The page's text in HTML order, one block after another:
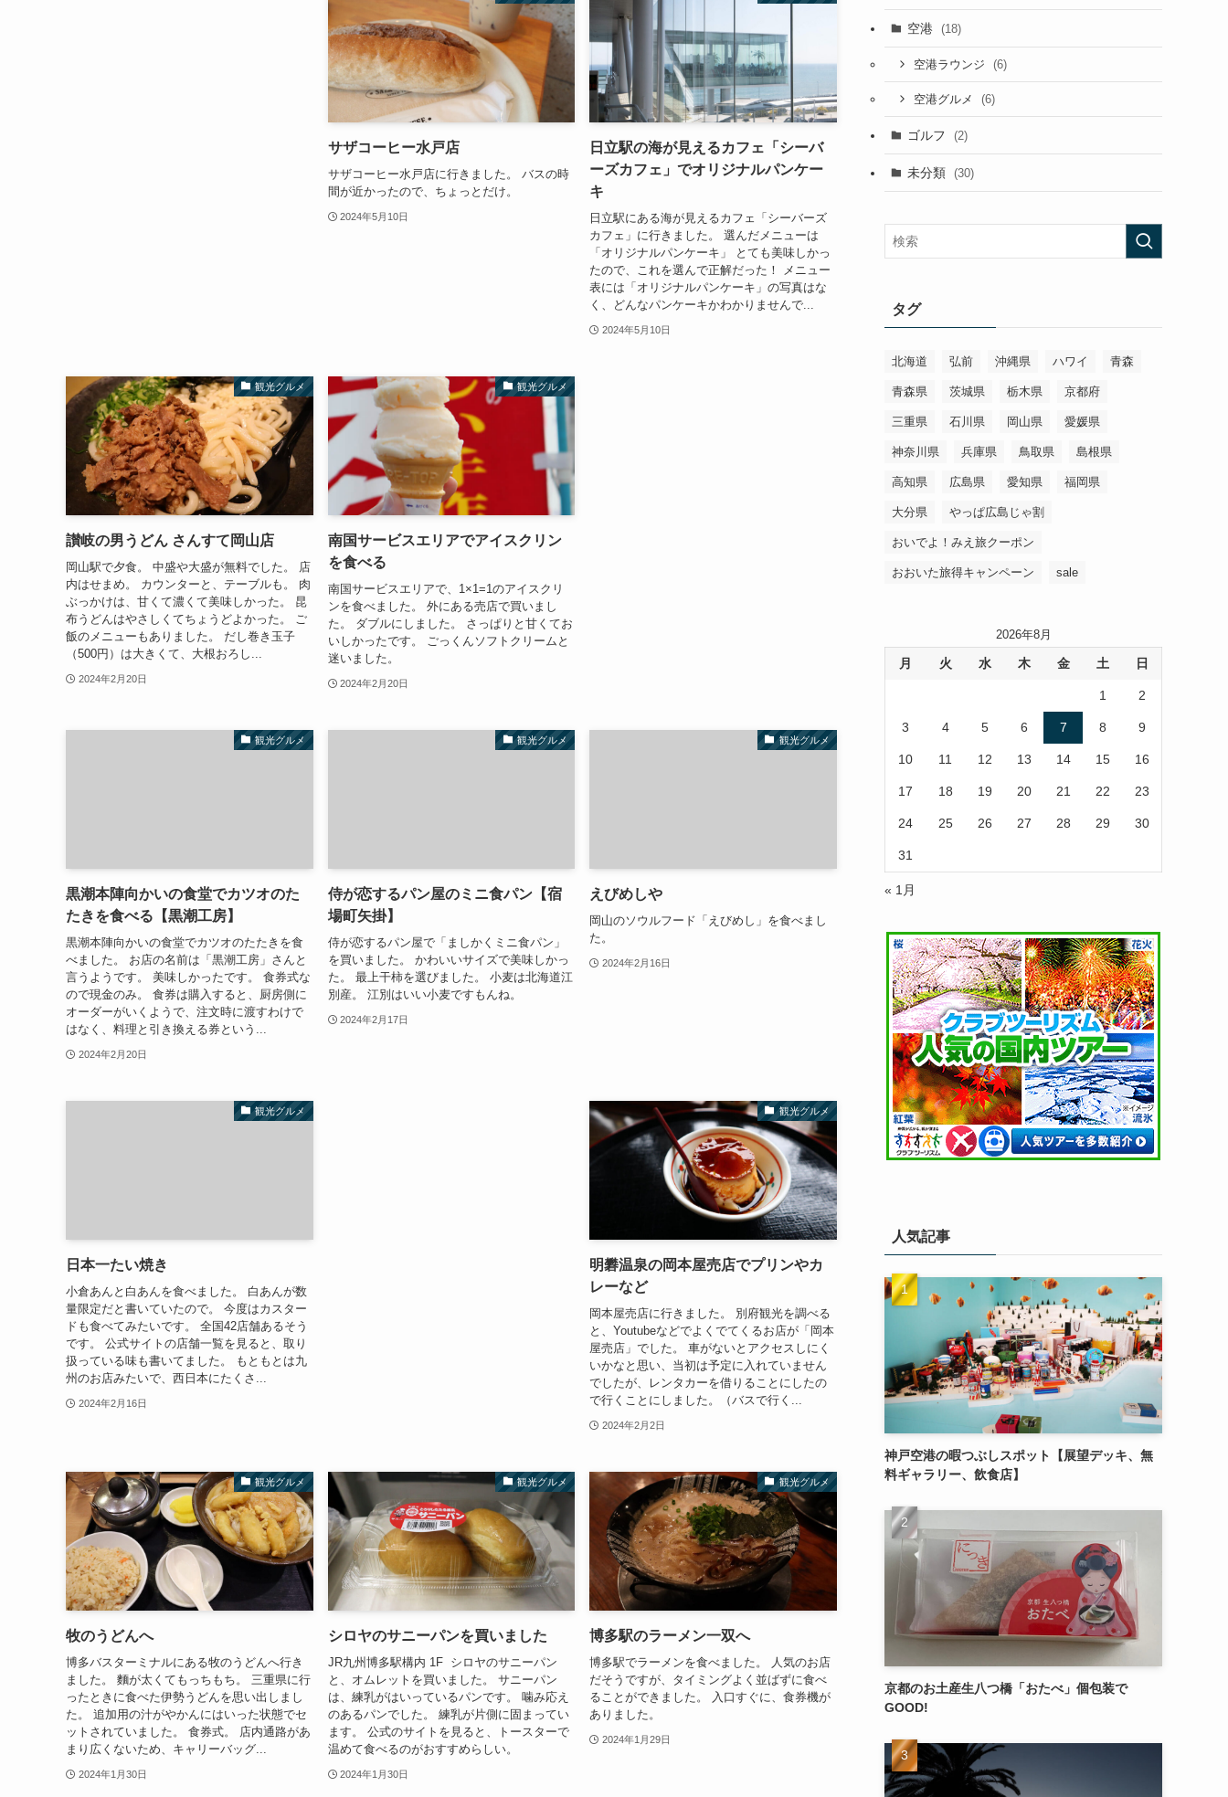
サザコーヒー水戸店
サザコーヒー水戸店に行きました。 バスの時
間が近かったので、ちょっとだけ。
2024年5月10日
日立駅の海が見えるカフェ「シーバ
ーズカフェ」でオリジナルパンケー
キ
日立駅にある海が見えるカフェ「シーバーズ
カフェ」に行きました。 選んだメニューは
「オリジナルパンケーキ」 とても美味しかっ
たので、これを選んで正解だった！ メニュー
表には「オリジナルパンケーキ」の写真はな
く、どんなパンケーキかわかりませんで...
2024年5月10日
観光グルメ
讃岐の男うどん さんすて岡山店
岡山駅で夕食。 中盛や大盛が無料でした。 店
内はせまめ。 カウンターと、テーブルも。 肉
ぶっかけは、甘くて濃くて美味しかった。 昆
布うどんはやさしくてちょうどよかった。 ご
飯のメニューもありました。 だし巻き玉子
（500円）は大きくて、大根おろし...
2024年2月20日
観光グルメ
南国サービスエリアでアイスクリン
を食べる
南国サービスエリアで、1×1=1のアイスクリ
ンを食べました。 外にある売店で買いまし
た。 ダブルにしました。 さっぱりと甘くてお
いしかったです。 ごっくんソフトクリームと
迷いました。
2024年2月20日
観光グルメ
黒潮本陣向かいの食堂でカツオのた
たきを食べる【黒潮工房】
黒潮本陣向かいの食堂でカツオのたたきを食
べました。 お店の名前は「黒潮工房」さんと
言うようです。 美味しかったです。 食券式な
ので現金のみ。 食券は購入すると、厨房側に
オーダーがいくようで、注文時に渡すわけで
はなく、料理と引き換える券という...
2024年2月20日
観光グルメ
侍が恋するパン屋のミニ食パン【宿
場町矢掛】
侍が恋するパン屋で「ましかくミニ食パン」
を買いました。 かわいいサイズで美味しかっ
た。 最上干柿を選びました。 小麦は北海道江
別産。 江別はいい小麦ですもんね。
2024年2月17日
観光グルメ
えびめしや
岡山のソウルフード「えびめし」を食べまし
た。
2024年2月16日
観光グルメ
日本一たい焼き
小倉あんと白あんを食べました。 白あんが数
量限定だと書いていたので。 今度はカスター
ドも食べてみたいです。 全国42店舗あるそう
です。 公式サイトの店舗一覧を見ると、取り
扱っている味も書いてました。 もともとは九
州のお店みたいで、西日本にたくさ...
2024年2月16日
観光グルメ
明礬温泉の岡本屋売店でプリンやカ
レーなど
岡本屋売店に行きました。 別府観光を調べる
と、Youtubeなどでよくでてくるお店が「岡本
屋売店」でした。 車がないとアクセスしにく
いかなと思い、当初は予定に入れていません
でしたが、レンタカーを借りることにしたの
で行くことにしました。（バスで行く...
2024年2月2日
観光グルメ
牧のうどんへ
博多バスターミナルにある牧のうどんへ行き
ました。 麵が太くてもっちもち。 三重県に行
ったときに食べた伊勢うどんを思い出しまし
た。 追加用の汁がやかんにはいった状態でセ
ットされていました。 食券式。 店内通路があ
まり広くないため、キャリーバッグ...
2024年1月30日
観光グルメ
シロヤのサニーパンを買いました
JR九州博多駅構内 1F シロヤのサニーパン
と、オムレットを買いました。 サニーパン
は、練乳がはいっているパンです。 噛み応え
のあるパンでした。 練乳が片側に固まってい
ます。 公式のサイトを見ると、トースターで
温めて食べるのがおすすめらしい。
2024年1月30日
観光グルメ
博多駅のラーメン一双へ
博多駅でラーメンを食べました。 人気のお店
だそうですが、タイミングよく並ばずに食べ
ることができました。 入口すぐに、食券機が
ありました。
2024年1月29日
空港 (18)
空港ラウンジ (6)
空港グルメ (6)
ゴルフ (2)
未分類 (30)
タグ
北海道 弘前 沖縄県 ハワイ 青森
青森県 茨城県 栃木県 京都府
三重県 石川県 岡山県 愛媛県
神奈川県 兵庫県 鳥取県 島根県
高知県 広島県 愛知県 福岡県
大分県 やっぱ広島じゃ割
おいでよ！みえ旅クーポン
おおいた旅得キャンペーン sale
2026年8月
月 火 水 木 金 土 日
1 2
3 4 5 6 7 8 9
10 11 12 13 14 15 16
17 18 19 20 21 22 23
24 25 26 27 28 29 30
31
« 1月
人気記事
神戸空港の暇つぶしスポット【展望デッキ、無
料ギャラリー、飲食店】
京都のお土産生八つ橋「おたべ」個包装で
GOOD!